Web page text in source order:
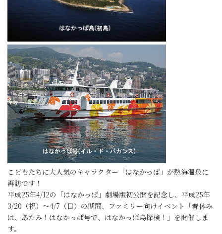
こどもたちに大人気のキャラクター「はなかっぱ」が熱海温泉に
再訪です！
平成25年4/12の「はなかっぱ」劇場版初公開を記念し、平成25年
3/20（祝）～4/7（日）の期間、ファミリー向けイベント「春休み
は、あたみ！はなかっぱ号で、はなかっぱ島探検！」を開催しま
す。